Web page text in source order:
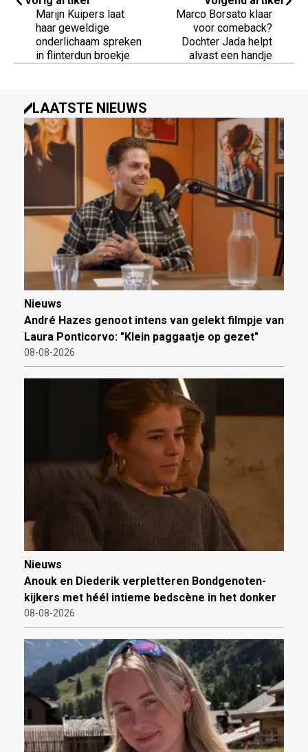
Marijn Kuipers laat
haar geweldige
onderlichaam spreken
in flinterdun broekje
Marco Borsato klaar
voor comeback?
Dochter Jada helpt
alvast een handje
LAATSTE NIEUWS
Nieuws
André Hazes genoot intens van gelekt filmpje van
Laura Ponticorvo: "Klein paggaatje op gezet"
08-08-2026
Nieuws
Anouk en Diederik verpletteren Bondgenoten-
kijkers met héél intieme bedscène in het donker
08-08-2026